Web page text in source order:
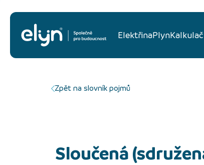
ElektřinaPlyn
Zpět na slovník pojmů
Sloučená